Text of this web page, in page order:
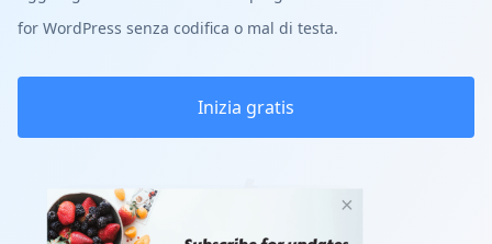
for WordPress senza codifica o mal di testa.
Inizia gratis